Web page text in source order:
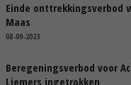
Einde onttrekkingsverbod
Maas
08-09-2023
Beregeningsverbod voor
Liemers ingetrokken